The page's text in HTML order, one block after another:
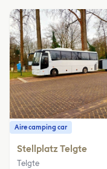
Aire camping car
Stellplatz Telgte
Telgte